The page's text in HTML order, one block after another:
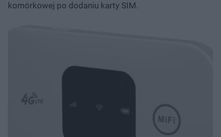
komórkowej po dodaniu karty SIM.